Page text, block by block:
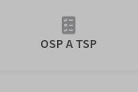
OSP A TSP